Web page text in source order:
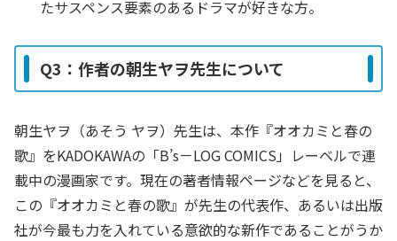
たサスペンス要素のあるドラマが好きな方。
Q3：作者の朝生ヤヲ先生について
朝生ヤヲ（あそう ヤヲ）先生は、本作『オオカミと春の
歌』をKADOKAWAの「B’s－LOG COMICS」レーベルで連
載中の漫画家です。現在の著者情報ページなどを見ると、
この『オオカミと春の歌』が先生の代表作、あるいは出版
社が今最も力を入れている意欲的な新作であることがうか